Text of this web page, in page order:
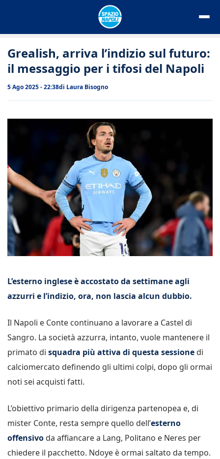
Grealish, arriva l’indizio sul futuro:
il messaggio per i tifosi del Napoli
5 Ago 2025 - 22:38di Laura Bisogno
L’esterno inglese è accostato da settimane agli
azzurri e l’indizio, ora, non lascia alcun dubbio.
Il Napoli e Conte continuano a lavorare a Castel di
Sangro. La società azzurra, intanto, vuole mantenere il
primato di squadra più attiva di questa sessione di
calciomercato definendo gli ultimi colpi, dopo gli ormai
noti sei acquisti fatti.
L’obiettivo primario della dirigenza partenopea e, di
mister Conte, resta sempre quello dell’esterno
offensivo da affiancare a Lang, Politano e Neres per
chiedere il pacchetto. Ndoye è ormai saltato da tempo.